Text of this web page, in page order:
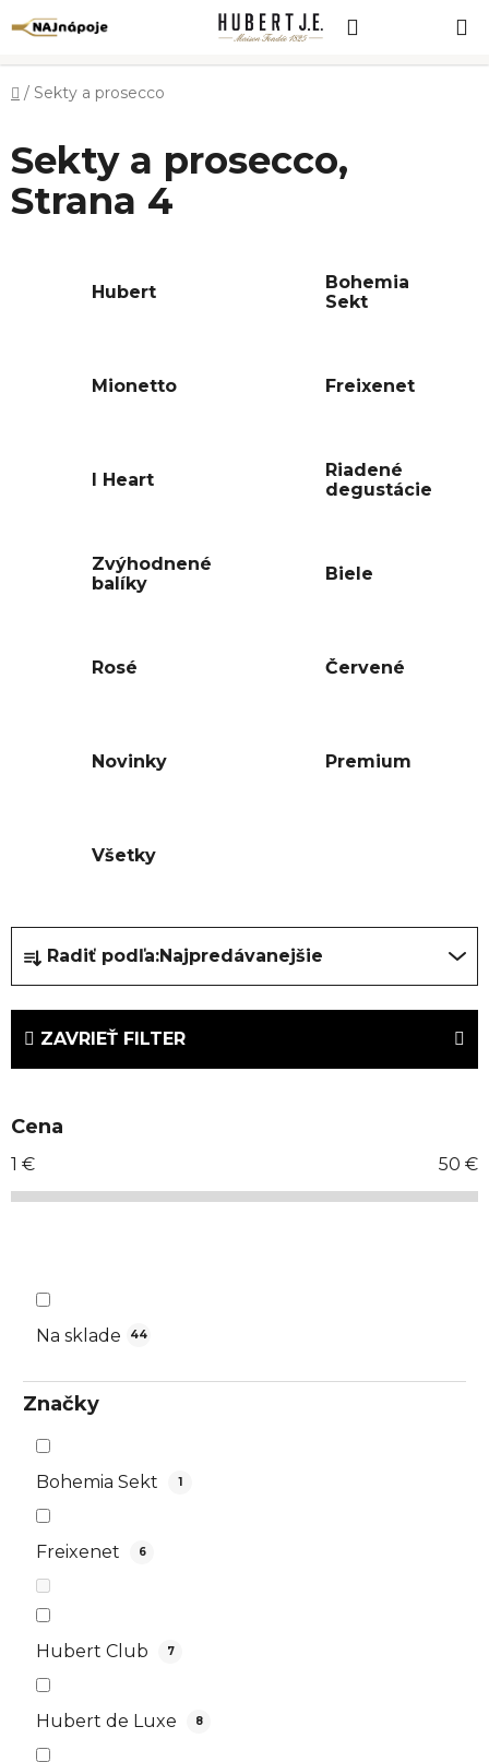
na
KOŠÍK
Domov
/ Sekty a prosecco
Sekty a prosecco,
Strana 4
Hubert
Bohemia
Sekt
Mionetto Freixenet
I Heart
Riadené
degustácie
Zvýhodnené
balíky
Biele
Rosé Červené
Novinky Premium
Všetky
a
d
e
n
p
r
o
Radiť podľa:Najpredávanejšie
ZAVRIEŤ FILTER
Cena
1 € 50 €
Na sklade 44
Značky
Bohemia Sekt 1
Freixenet 6
Hubert Club 7
Hubert de Luxe 8